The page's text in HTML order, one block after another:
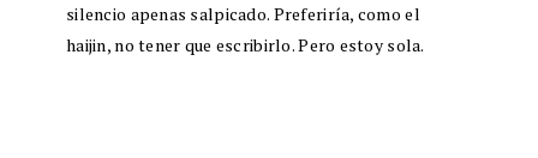
silencio apenas salpicado. Preferiría, como el
haijin, no tener que escribirlo. Pero estoy sola.